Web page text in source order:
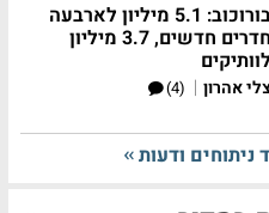
בורוכוב: 5.1 מיליון לארבעה
חדרים חדשים, 3.7 מיליון
לוותיקים
אהרון |
(4)
ניתוחים ודעות